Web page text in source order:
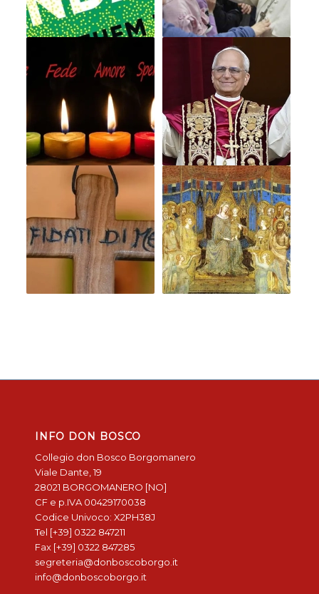
INFO DON BOSCO
Collegio don Bosco Borgomanero
Viale Dante, 19
28021 BORGOMANERO [NO]
CF e p.IVA 00429170038
Codice Univoco: X2PH38J
Tel [+39] 0322 847211
Fax [+39] 0322 847285
segreteria@donboscoborgo.it
info@donboscoborgo.it